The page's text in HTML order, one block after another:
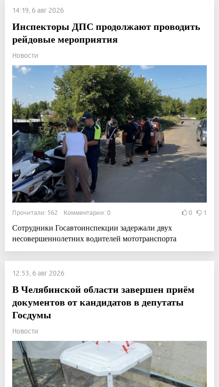
14:19, 6 авг 2026
Инспекторы ДПС продолжают проводить
рейдовые мероприятия
Новости
Прочитали: 562 Комментарии: 0 0 1
Сотрудники Госавтоинспекции задержали двух
несовершеннолетних водителей мототранспорта
12:53, 6 авг 2026
В Челябинской области завершен приём
документов от кандидатов в депутаты
Госдумы
Новости